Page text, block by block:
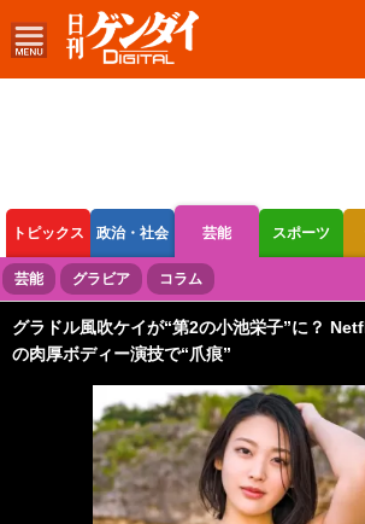
トピックス 政治・社会 芸能 スポーツ
ボートレース 競輪 オートレース
芸能 グラビア コラム
グラドル風吹ケイが“第2の小池栄子”に？
の肉厚ボディー演技で“爪痕”